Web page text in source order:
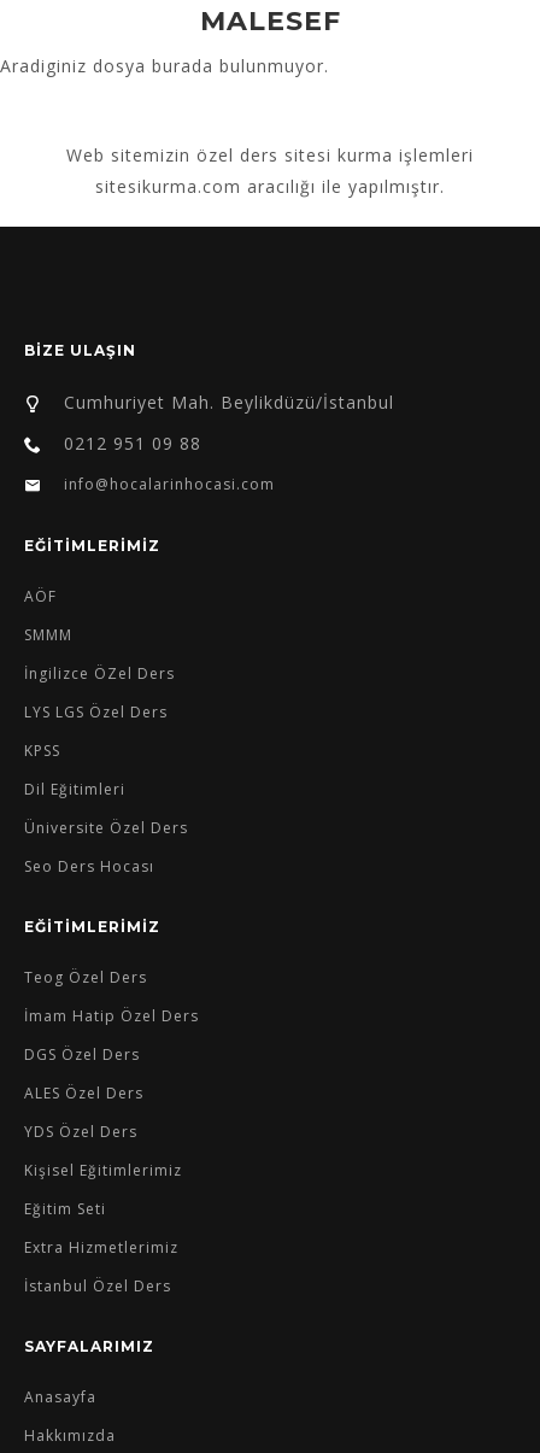
MALESEF
Aradiginiz dosya burada bulunmuyor.
Web sitemizin özel ders sitesi kurma işlemleri
sitesikurma.com aracılığı ile yapılmıştır.
BİZE ULAŞIN
Cumhuriyet Mah. Beylikdüzü/İstanbul
0212 951 09 88
info@hocalarinhocasi.com
EĞİTİMLERİMİZ
AÖF
SMMM
İngilizce ÖZel Ders
LYS LGS Özel Ders
KPSS
Dil Eğitimleri
Üniversite Özel Ders
Seo Ders Hocası
EĞİTİMLERİMİZ
Teog Özel Ders
İmam Hatip Özel Ders
DGS Özel Ders
ALES Özel Ders
YDS Özel Ders
Kişisel Eğitimlerimiz
Eğitim Seti
Extra Hizmetlerimiz
İstanbul Özel Ders
SAYFALARIMIZ
Anasayfa
Hakkımızda